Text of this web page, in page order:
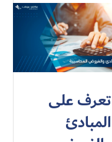
تعرف على
المبادئ